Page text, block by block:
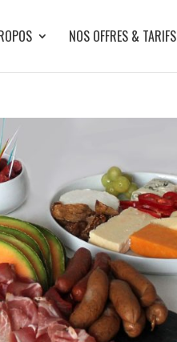
NOS OFFRES & TARIFS